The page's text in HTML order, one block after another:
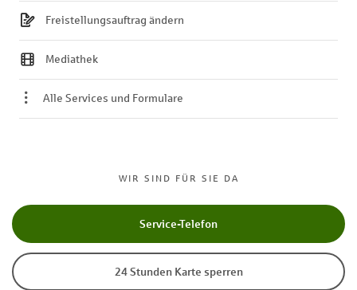
WIR SIND FÜR SIE DA
Service-Telefon
24 Stunden Karte sperren
Freistellungsauftrag ändern
Mediathek
Alle Services und Formulare